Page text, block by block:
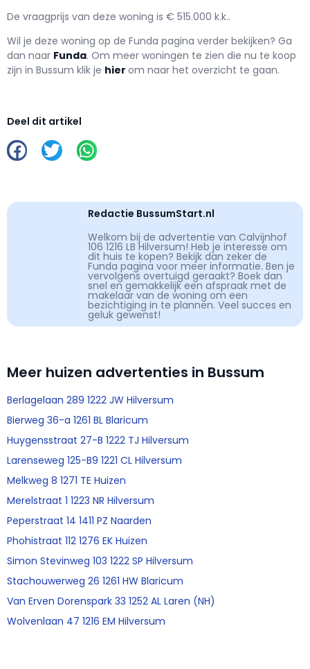
De vraagprijs van deze woning is € 515.000 k.k..
Wil je deze woning op de Funda pagina verder bekijken? Ga
dan naar Funda. Om meer woningen te zien die nu te koop
zijn in Bussum klik je hier om naar het overzicht te gaan.
Deel dit artikel
Redactie BussumStart.nl
Welkom bij de advertentie van Calvijnhof
106 1216 LB Hilversum! Heb je interesse om
dit huis te kopen? Bekijk dan zeker de
Funda pagina voor meer informatie. Ben je
vervolgens overtuigd geraakt? Boek dan
snel en gemakkelijk een afspraak met de
makelaar van de woning om een
bezichtiging in te plannen. Veel succes en
geluk gewenst!
Meer huizen advertenties in Bussum
Berlagelaan 289 1222 JW Hilversum
Bierweg 36-a 1261 BL Blaricum
Huygensstraat 27-B 1222 TJ Hilversum
Larenseweg 125-B9 1221 CL Hilversum
Melkweg 8 1271 TE Huizen
Merelstraat 1 1223 NR Hilversum
Peperstraat 14 1411 PZ Naarden
Phohistraat 112 1276 EK Huizen
Simon Stevinweg 103 1222 SP Hilversum
Stachouwerweg 26 1261 HW Blaricum
Van Erven Dorenspark 33 1252 AL Laren (NH)
Wolvenlaan 47 1216 EM Hilversum